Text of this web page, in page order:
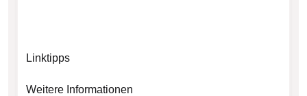
Linktipps
Weitere Informationen